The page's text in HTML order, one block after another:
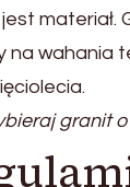
na
granit